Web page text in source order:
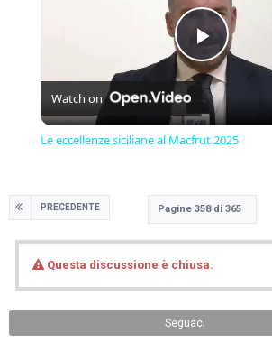
Play
Video
Watch on
Le eccellenze siciliane al Macfrut 2025
PRECEDENTE Pagine 358 di 365
Questa discussione è chiusa.
Seguaci